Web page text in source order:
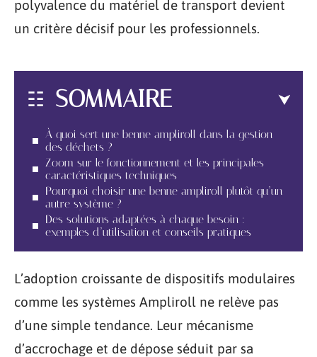
polyvalence du matériel de transport devient
un critère décisif pour les professionnels.
SOMMAIRE
À quoi sert une benne ampliroll dans la gestion
des déchets ?
Zoom sur le fonctionnement et les principales
caractéristiques techniques
Pourquoi choisir une benne ampliroll plutôt qu’un
autre système ?
Des solutions adaptées à chaque besoin :
exemples d’utilisation et conseils pratiques
L’adoption croissante de dispositifs modulaires
comme les systèmes Ampliroll ne relève pas
d’une simple tendance. Leur mécanisme
d’accrochage et de dépose séduit par sa